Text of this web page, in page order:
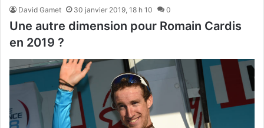
David Gamet 30 janvier 2019, 18 h 10 0
Une autre dimension pour Romain Cardis
en 2019 ?